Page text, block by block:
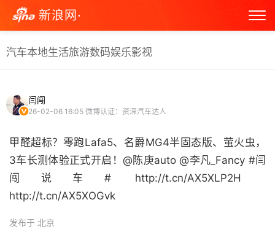
新浪网·
汽车本地生活旅游数码娱乐影视
闫闯
26-02-06 16:05 微博认证：资深汽车达人
甲醛超标？零跑Lafa5、名爵MG4半固态版、萤火虫，
3车长测体验正式开启！@陈庚auto @李凡_Fancy #闫
闯说车# http://t.cn/AX5XLP2H ​
http://t.cn/AX5XOGvk ​
发布于 北京